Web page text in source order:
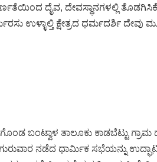
ದೈವ, ದೇವಸ್ಥಾನಗಳಲ್ಲಿ
ಉಳ್ಳಾಲ್ತಿ ಕ್ಷೇತ್ರದ ಧರ್ಮದರ್ಶಿ ದೇವು
ಬಂಟ್ವಾಳ ತಾಲೂಕು ಕಾಡಬೆಟ್ಟು ಗ್ರಾಮ
ಗುರುವಾರ ನಡೆದ ಧಾರ್ಮಿಕ ಸಭೆಯನ್ನು